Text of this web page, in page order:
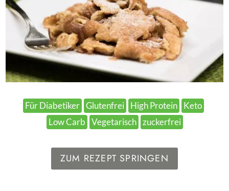
Für Diabetiker Glutenfrei High Protein
Keto
Low Carb
Vegetarisch zuckerfrei
ZUM REZEPT SPRINGEN